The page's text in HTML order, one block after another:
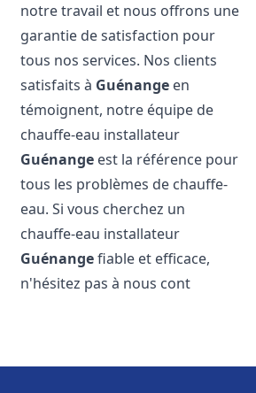
notre travail et nous offrons une
garantie de satisfaction pour
tous nos services. Nos clients
satisfaits à Guénange en
témoignent, notre équipe de
chauffe-eau installateur
Guénange est la référence pour
tous les problèmes de chauffe-
eau. Si vous cherchez un
chauffe-eau installateur
Guénangefiable et efficace,
n'hésitez pas à nous cont